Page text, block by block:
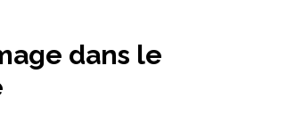
dans le